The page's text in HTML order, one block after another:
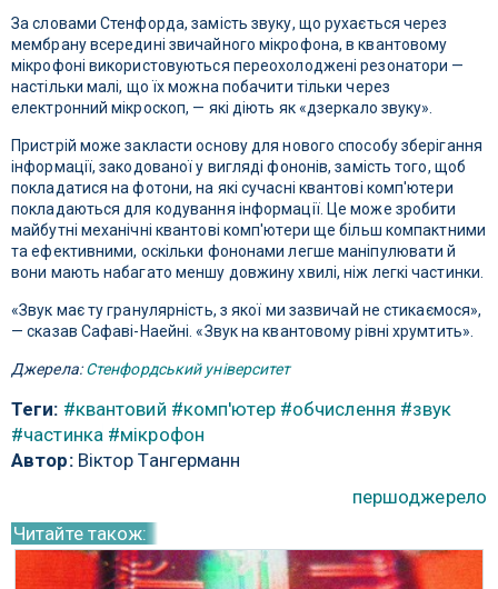
За словами Стенфорда, замість звуку, що рухається через
мембрану всередині звичайного мікрофона, в квантовому
мікрофоні використовуються переохолоджені резонатори —
настільки малі, що їх можна побачити тільки через
електронний мікроскоп, — які діють як «дзеркало звуку».
Пристрій може закласти основу для нового способу зберігання
інформації, закодованої у вигляді фононів, замість того, щоб
покладатися на фотони, на які сучасні квантові комп'ютери
покладаються для кодування інформації. Це може зробити
майбутні механічні квантові комп'ютери ще більш компактними
та ефективними, оскільки фононами легше маніпулювати й
вони мають набагато меншу довжину хвилі, ніж легкі частинки.
«Звук має ту гранулярність, з якої ми зазвичай не стикаємося»,
— сказав Сафаві-Наейні. «Звук на квантовому рівні хрумтить».
Джерела:Стенфордський університет
Теги: #квантовий #комп'ютер #обчислення #звук
#частинка #мікрофон
Автор:Віктор Тангерманн
першоджерело
Читайте також: